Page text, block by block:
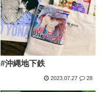
#沖縄地下鉄
2023.07.27 28